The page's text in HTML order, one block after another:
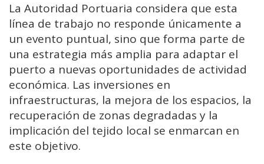
La Autoridad Portuaria considera que esta
línea de trabajo no responde únicamente a
un evento puntual, sino que forma parte de
una estrategia más amplia para adaptar el
puerto a nuevas oportunidades de actividad
económica. Las inversiones en
infraestructuras, la mejora de los espacios, la
recuperación de zonas degradadas y la
implicación del tejido local se enmarcan en
este objetivo.